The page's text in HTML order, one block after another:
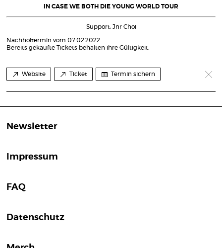
IN CASE WE BOTH DIE YOUNG WORLD TOUR
Support: Jnr Choi
Nachholtermin vom 07.02.2022
Bereits gekaufte Tickets behalten ihre Gültigkeit.
Website Ticket Termin sichern
Newsletter
Impressum
FAQ
Datenschutz